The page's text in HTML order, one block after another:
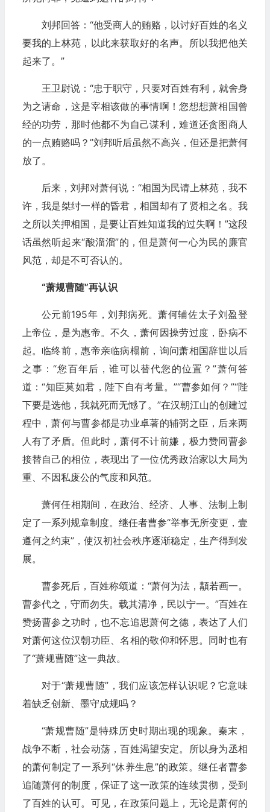
刘邦回答：“他受商人的贿赂，以讨好百姓的名义
要我的上林苑，以此来获取好的名声。所以我把他关
起来了。”
王卫尉说：“忠于职守，只要对百姓有利，就舍身
为之请命，这是宰相该做的事情啊！您想想萧相国曾
经的功劳，那时他都不为自己谋利，难道还贪图商人
的一点贿赂吗？”刘邦听后虽然不高兴，但还是把萧何
放了。
后来，刘邦对萧何说：“相国为民请上林苑，我不
许，我是桀纣一样的昏君，相国却有了贤相之名。我
之所以关押相国，是要让百姓知道我的过失啊！”这段
话虽然听起来“酸溜溜”的，但是萧何一心为民的廉官
风范，却是不可否认的。
“萧规曹随”再认识
公元前195年，刘邦病死。萧何辅佐太子刘盈登
上帝位，是为惠帝。不久，萧何因操劳过度，卧病不
起。临终前，惠帝亲临病榻前，询问萧相国辞世以后
之事：“您百年后，谁可以替代您的位置？”萧何答
道：“知臣莫如君，陛下自有考量。”“曹参如何？”“陛
下要是选他，我就死而无憾了。”在汉朝江山的创建过
程中，萧何与曹参都是功业卓著的辅弼之臣，后来两
人有了矛盾。但此时，萧何不计前嫌，极力赞同曹参
接替自己的相位，表现出了一位优秀政治家以大局为
重、不因私废公的气度和风范。
萧何任相期间，在政治、经济、人事、法制上制
定了一系列规章制度。继任者曹参“举事无所变更，壹
遵何之约束”，使汉初社会秩序逐渐稳定，生产得到发
展。
曹参死后，百姓称颂道：“萧何为法，顜若画一。
曹参代之，守而勿失。载其清净，民以宁一。”百姓在
赞扬曹参之功时，也不忘追思萧何之德，表达了人们
对萧何这位汉朝功臣、名相的敬仰和怀思。同时也有
了“萧规曹随”这一典故。
对于“萧规曹随”，我们应该怎样认识呢？它意味
着缺乏创新、墨守成规吗？
“萧规曹随”是特殊历史时期出现的现象。秦末，
战争不断，社会动荡，百姓渴望安定。所以身为丞相
的萧何制定了一系列“休养生息”的政策。继任者曹参
追随萧何的制度，保证了这一政策的连续贯彻，受到
了百姓的认可。可见，在政策问题上，无论是萧何的